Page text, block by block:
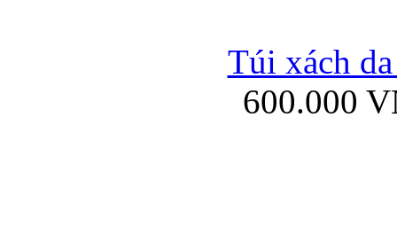
Túi xách
600.000